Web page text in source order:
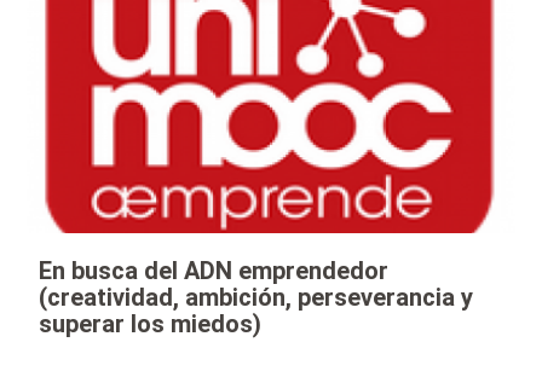
En busca del ADN emprendedor
(creatividad, ambición, perseverancia y
superar los miedos)